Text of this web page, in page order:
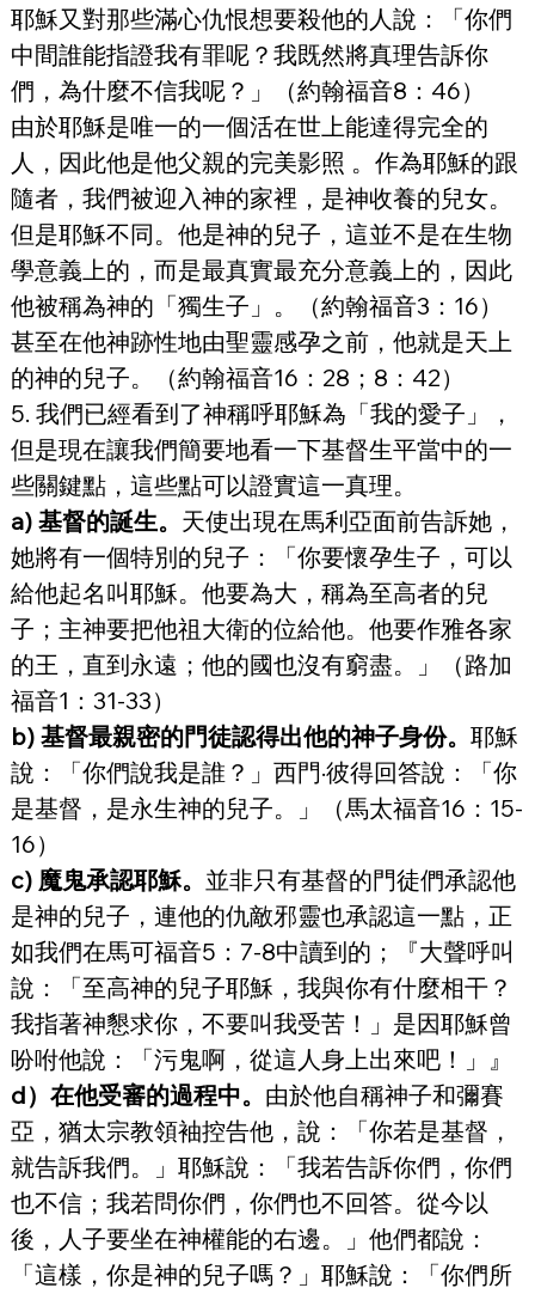
耶穌又對那些滿心仇恨想要殺他的人說：「你們
中間誰能指證我有罪呢？我既然將真理告訴你
們，為什麼不信我呢？」（約翰福音8：46）
由於耶穌是唯一的一個活在世上能達得完全的
人，因此他是他父親的完美影照 。作為耶穌的跟
隨者，我們被迎入神的家裡，是神收養的兒女。
但是耶穌不同。他是神的兒子，這並不是在生物
學意義上的，而是最真實最充分意義上的，因此
他被稱為神的「獨生子」。（約翰福音3：16）
甚至在他神跡性地由聖靈感孕之前，他就是天上
的神的兒子。（約翰福音16：28；8：42）
5. 我們已經看到了神稱呼耶穌為「我的愛子」，
但是現在讓我們簡要地看一下基督生平當中的一
些關鍵點，這些點可以證實這一真理。
a) 基督的誕生。 天使出現在馬利亞面前告訴她，
她將有一個特別的兒子：「你要懷孕生子，可以
給他起名叫耶穌。他要為大，稱為至高者的兒
子；主神要把他祖大衛的位給他。他要作雅各家
的王，直到永遠；他的國也沒有窮盡。」（路加
福音1：31-33）
b) 基督最親密的門徒認得出他的神子身份。 耶穌
說：「你們說我是誰？」西門·彼得回答說：「你
是基督，是永生神的兒子。」（馬太福音16：15-
16）
c) 魔鬼承認耶穌。 並非只有基督的門徒們承認他
是神的兒子，連他的仇敵邪靈也承認這一點，正
如我們在馬可福音5：7-8中讀到的；『大聲呼叫
說：「至高神的兒子耶穌，我與你有什麼相干？
我指著神懇求你，不要叫我受苦！」是因耶穌曾
吩咐他說：「污鬼啊，從這人身上出來吧！」』
d）在他受審的過程中。 由於他自稱神子和彌賽
亞，猶太宗教領袖控告他，說：「你若是基督，
就告訴我們。」耶穌說：「我若告訴你們，你們
也不信；我若問你們，你們也不回答。從今以
後，人子要坐在神權能的右邊。」他們都說：
「這樣，你是神的兒子嗎？」耶穌說：「你們所